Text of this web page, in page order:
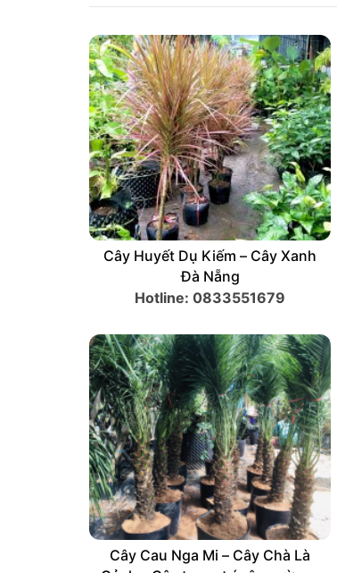
PHÁT TÀI NÚI – THANH LÝ LÔ
PHÁT TÀI NÚI ĐẸP TẠI ĐÀ NẴNG
Hotline: 0833551679
Cây Cau Nga Mi – (Cây Chà Là